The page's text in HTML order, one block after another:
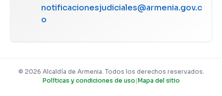
notificacionesjudiciales@armenia.gov.c
o
© 2026 Alcaldía de Armenia. Todos los derechos reservados.
Políticas y condiciones de uso |Mapa del sitio